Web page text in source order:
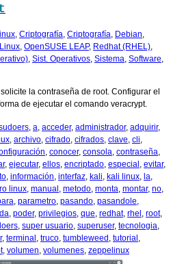
, Criptografía, Criptografía, Debian,
, OpenSUSE LEAP, Redhat (RHEL),
, Sist. Operativos, Sistema, Software,
la contraseña de root. Configurar el
de ejecutar el comando veracrypt.
, a, acceder, administrador, adquirir,
, archivo, cifrado, cifrados, clave, cli,
, conocer, consola, contraseña,
, ejecutar, ellos, encriptado, especial , evitar,
, información, interfaz, kali, kali linux, la,
linux, manual , metodo, monta, montar, no,
, parametro, pasando, pasandole,
, poder, privilegios, que, redhat, rhel , root,
, super usuario, superuser, tecnologia,
, terminal , truco, tumbleweed , tutorial ,
, volumen, volumenes, zeppelinux